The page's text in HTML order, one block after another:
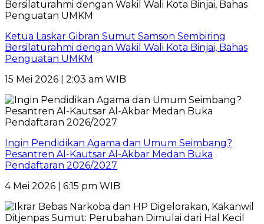
Ketua Laskar Gibran Sumut Samson Sembiring
Bersilaturahmi dengan Wakil Wali Kota Binjai, Bahas
Penguatan UMKM
15 Mei 2026 | 2:03 am WIB
Ingin Pendidikan Agama dan Umum Seimbang?
Pesantren Al-Kautsar Al-Akbar Medan Buka
Pendaftaran 2026/2027
4 Mei 2026 | 6:15 pm WIB